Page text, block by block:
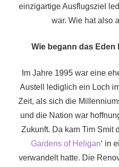
einzigartige Ausflugsziel
war. Wie hat also
Wie begann das
Im Jahre 1995 war eine
Austell lediglich ein Loch
Zeit, als sich die
und die Nation war
Zukunft. Da kam Tim Smit
Gardens of Heligan‘ in
verwandelt hatte. Die